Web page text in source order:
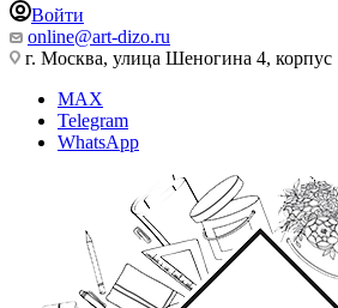
Войти
online@art-dizo.ru
г. Москва, улица Шеногина 4, корпус
MAX
Telegram
WhatsApp